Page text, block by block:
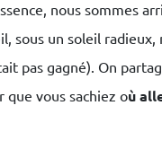
nous sommes
sous un soleil
pas gagné). On
vous sachiez où